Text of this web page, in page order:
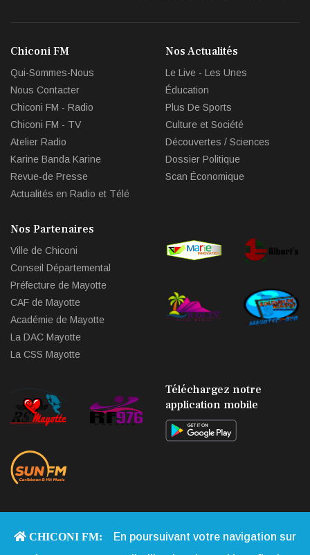
Chiconi FM
Qui-Sommes-Nous
Nous Contacter
Chiconi FM - Radio
Chiconi FM - TV
Atelier Radio
Karine Banda Karine
Revue-de Presse
Actualités en Radio et Télé
Nos Actualités
Le Live - Les Unes
Éducation
Plus De Sports
Culture et Société
Découvertes / Sciences
Dossier Politique
Scan Économique
Nos Partenaires
Ville de Chiconi
Conseil Départemental
Préfecture de Mayotte
CAF de Mayotte
Académie de Mayotte
La DAC Mayotte
La CSS Mayotte
Téléchargez notre
application mobile
Copyright © 2013 - 2026 Chiconi FM. Tous Droits Réservés |
CHICONI FM:
En poursuivant votre navigation sur